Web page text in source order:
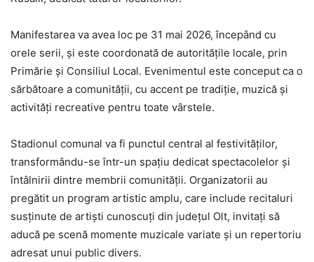
Manifestarea va avea loc pe 31 mai 2026, începând cu
orele serii, și este coordonată de autoritățile locale, prin
Primărie și Consiliul Local. Evenimentul este conceput ca o
sărbătoare a comunității, cu accent pe tradiție, muzică și
activități recreative pentru toate vârstele.
Stadionul comunal va fi punctul central al festivităților,
transformându-se într-un spațiu dedicat spectacolelor și
întâlnirii dintre membrii comunității. Organizatorii au
pregătit un program artistic amplu, care include recitaluri
susținute de artiști cunoscuți din județul Olt, invitați să
aducă pe scenă momente muzicale variate și un repertoriu
adresat unui public divers.